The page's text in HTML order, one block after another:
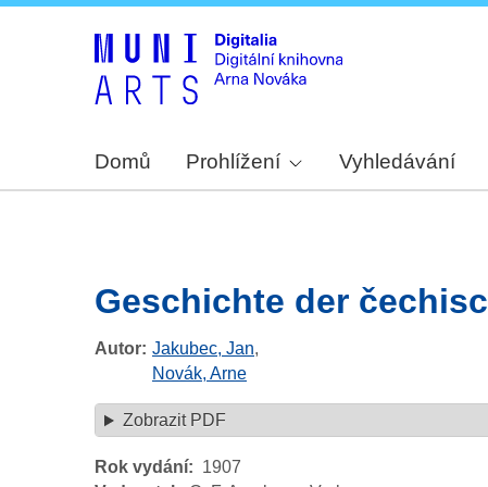
Domů Prohlížení Vyhledávání
Geschichte der
Autor Jakubec, Jan,
Novák, Arne
Zobrazit PDF
Rok vydání
1907